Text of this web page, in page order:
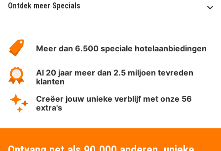
Ontdek meer Specials
HotelSpecials
Meer dan 6.500 speciale hotelaanbiedingen
Al 20 jaar meer dan 2.5 miljoen tevreden
klanten
Creëer jouw unieke verblijf met onze 56
extra's